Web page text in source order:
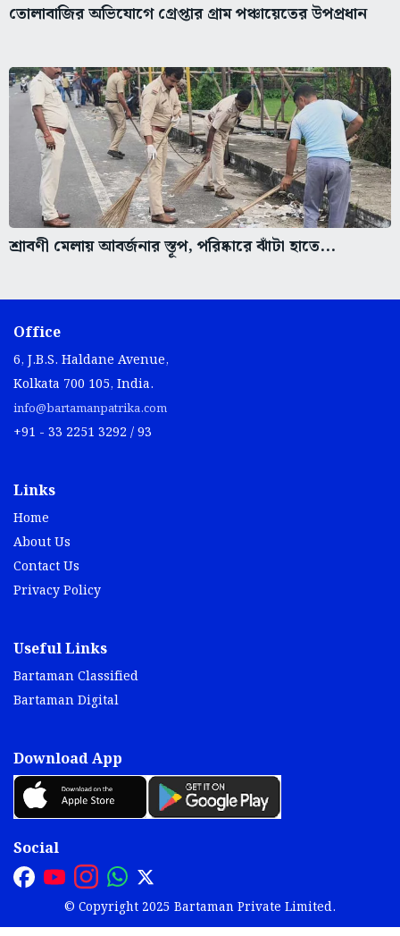
তোলাবাজির অভিযোগে গ্রেপ্তার গ্রাম পঞ্চায়েতের উপপ্রধান
শ্রাবণী মেলায় আবর্জনার স্তূপ, পরিষ্কারে ঝাঁটা হাতে...
Office
6, J.B.S. Haldane Avenue,
Kolkata 700 105, India.
info@bartamanpatrika.com
+91 - 33 2251 3292 / 93
Links
Home
About Us
Contact Us
Privacy Policy
Useful Links
Bartaman Classified
Bartaman Digital
Download App
Social
© Copyright 2025 Bartaman Private Limited.